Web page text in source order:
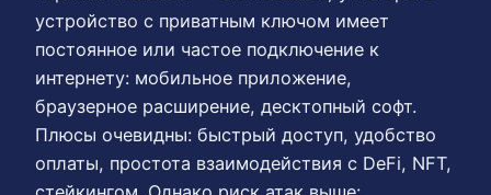
устройство с приватным ключом имеет
постоянное или частое подключение к
интернету: мобильное приложение,
браузерное расширение, десктопный софт.
Плюсы очевидны: быстрый доступ, удобство
оплаты, простота взаимодействия с DeFi, NFT,